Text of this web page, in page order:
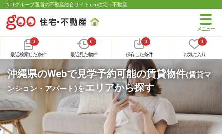
NTTグループ運営の不動産総合サイト goo住宅・不動産
0
最近検索した条件
0
最近見た物件
0
保存した条件
0
お気に入り
沖縄県のWebで見学予約可能の賃貸物件(賃貸マ
ンション・アパート)をエリアから探す